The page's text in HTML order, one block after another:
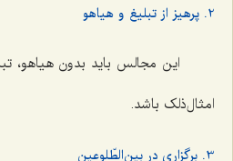
2. پرهیز از تبلیغ و هیاهو
این مجالس باید بدون هیاهو،
امثال‌ذلک باشد.
3. برگزاری در بین‌الطّلوعین